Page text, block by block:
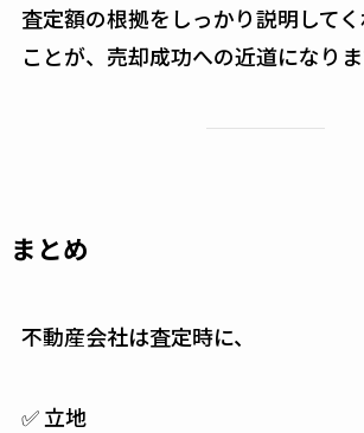
査定額の根拠をしっかり説明して
ことが、売却成功への近道になり
まとめ
不動産会社は査定時に、
✅ 立地